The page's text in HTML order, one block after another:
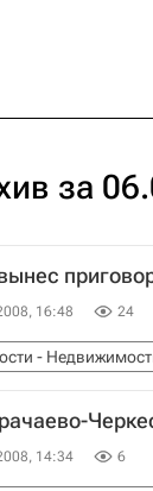
за
16:48 24
-
14:34 6